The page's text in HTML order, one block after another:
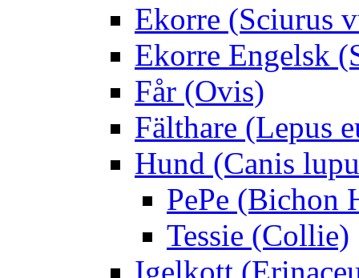
Ekorre (Sciurus
Ekorre Engelsk
Får (Ovis)
Fälthare (Lepus
Hund (Canis
PePe (Bichon
Tessie (Collie)
Igelkott